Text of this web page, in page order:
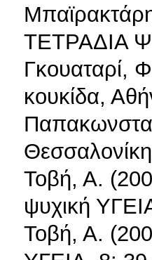
ΤΕΤΡΑΔΙΑ
Γκουαταρί,
κουκίδα,
Τοβή, Α.
ψυχική
Τοβή, Α.